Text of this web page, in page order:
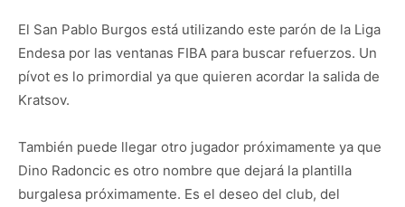
El San Pablo Burgos está utilizando este parón de la Liga
Endesa por las ventanas FIBA para buscar refuerzos. Un
pívot es lo primordial ya que quieren acordar la salida de
Kratsov.
También puede llegar otro jugador próximamente ya que
Dino Radoncic es otro nombre que dejará la plantilla
burgalesa próximamente. Es el deseo del club, del